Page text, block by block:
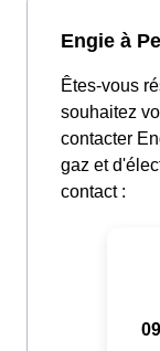
Engie à
Êtes-vous
souhaitez
contacter
gaz et
contact :